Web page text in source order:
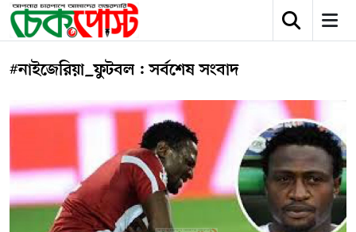
#নাইজেরিয়া_ফুটবল : সর্বশেষ সংবাদ